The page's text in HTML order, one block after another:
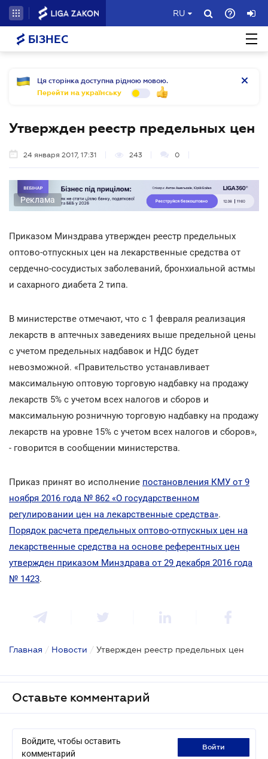
RU
БІЗНЕС
Ця сторінка доступна рідною мовою.
Перейти на українську
Утвержден реестр предельных цен
24 января 2017, 17:31 243 0
Реклама
Приказом Минздрава утвержден реестр предельных
оптово-отпускных цен на лекарственные средства от
сердечно-сосудистых заболеваний, бронхиальной астмы
и сахарного диабета 2 типа.
В министерстве отмечают, что с 1 февраля реализация
лекарств в аптечных заведениях выше предельной цены
с учетом предельных надбавок и НДС будет
невозможной. «Правительство устанавливает
максимальную оптовую торговую надбавку на продажу
лекарств 5% с учетом всех налогов и сборов и
максимальную розничную торговую надбавку на продажу
лекарств на уровне 15% с учетом всех налогов и сборов»,
- говорится в сообщении министерства.
Приказ принят во исполнение постановления КМУ от 9
ноября 2016 года № 862 «О государственном
регулировании цен на лекарственные средства».
Порядок расчета предельных оптово-отпускных цен на
лекарственные средства на основе референтных цен
утвержден приказом Минздрава от 29 декабря 2016 года
№ 1423.
Главная / Новости / Утвержден реестр предельных цен
Оставьте комментарий
Войдите, чтобы оставить
комментарий
войти